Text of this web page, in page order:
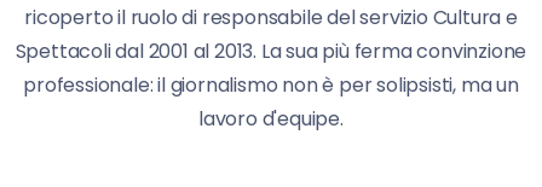
ricoperto il ruolo di responsabile del servizio Cultura e
Spettacoli dal 2001 al 2013. La sua più ferma convinzione
professionale: il giornalismo non è per solipsisti, ma un
lavoro d'equipe.